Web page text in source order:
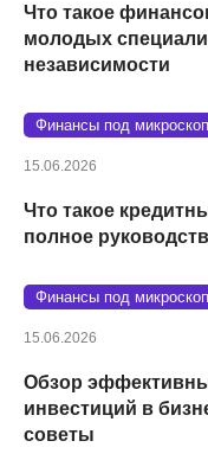
Что такое
молодых
независимости
Финансы под
15.06.2026
Что такое
полное
Финансы под
15.06.2026
Обзор
инвестиций в
советы